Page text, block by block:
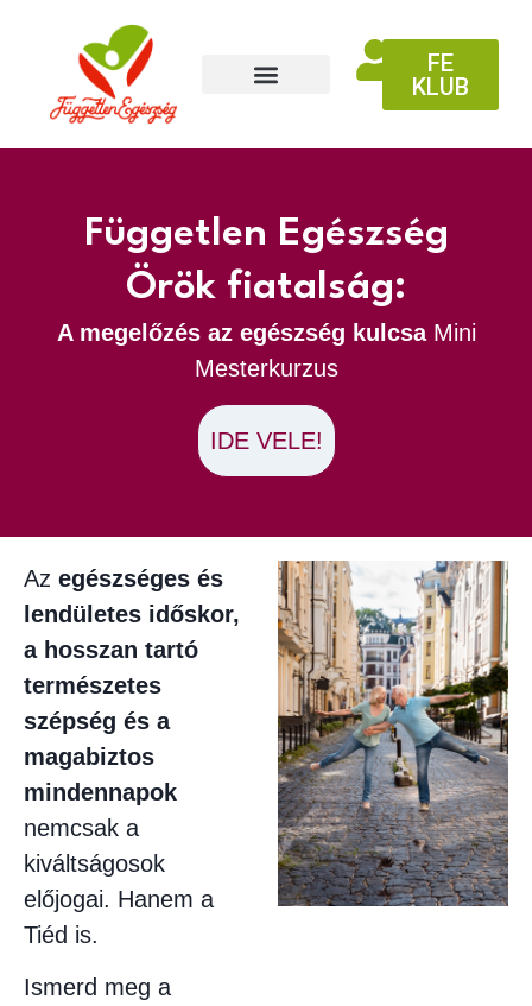
FE
KLUB
Független Egészség
Örök fiatalság:
A megelőzés az egészség kulcsa Mini
Mesterkurzus
IDE VELE!
Az egészséges és
lendületes időskor,
a hosszan tartó
természetes
szépség és a
magabiztos
mindennapok
nemcsak a
kiváltságosok
előjogai. Hanem a
Tiéd is.
Ismerd meg a